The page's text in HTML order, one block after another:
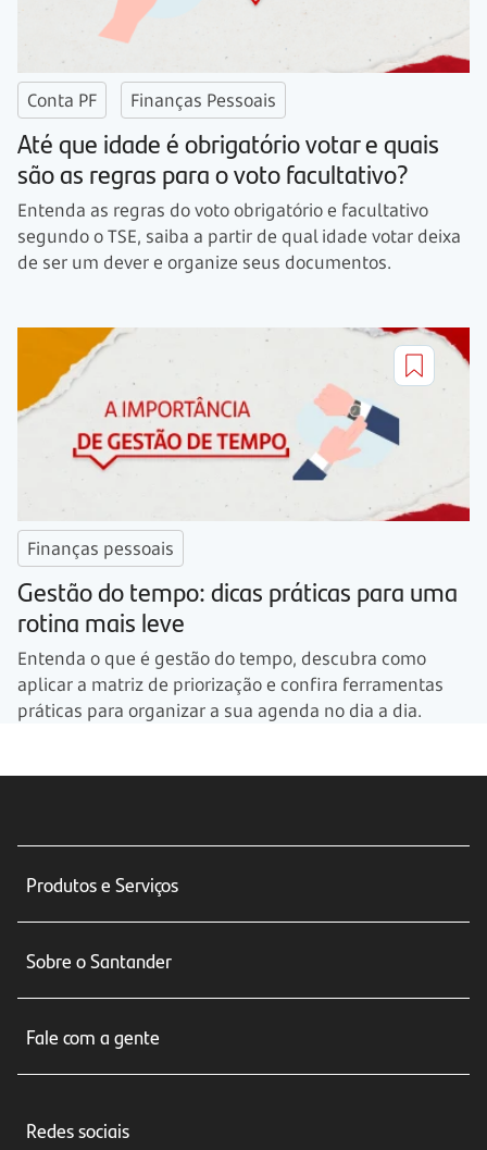
Conta PF Finanças Pessoais
Até que idade é obrigatório votar e quais
são as regras para o voto facultativo?
Entenda as regras do voto obrigatório e facultativo
segundo o TSE, saiba a partir de qual idade votar deixa
de ser um dever e organize seus documentos.
Finanças pessoais
Gestão do tempo: dicas práticas para uma
rotina mais leve
Entenda o que é gestão do tempo, descubra como
aplicar a matriz de priorização e confira ferramentas
práticas para organizar a sua agenda no dia a dia.
Produtos e Serviços
Seguros
Crédito e Financiamentos
Investimentos
Sobre o Santander
Fale com a gente
Central de Renegociação
Redes sociais